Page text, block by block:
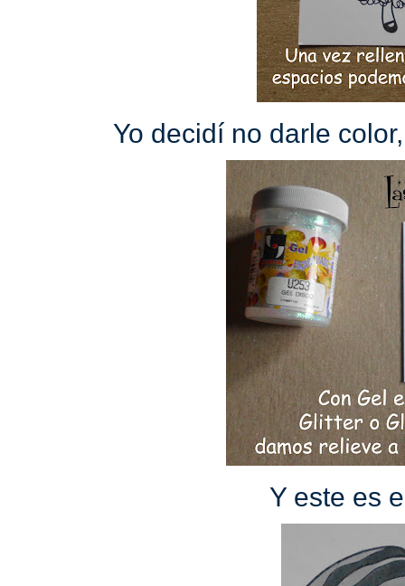
Yo decidí no darle
Y este es